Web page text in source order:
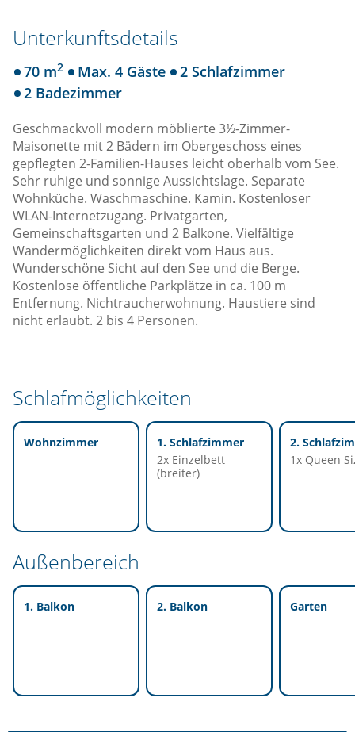
Unterkunftsdetails
70 m2 Max. 4 Gäste
2 Schlafzimmer
2 Badezimmer
Geschmackvoll modern möblierte 3½-Zimmer-
Maisonette mit 2 Bädern im Obergeschoss eines
gepflegten 2-Familien-Hauses leicht oberhalb vom See.
Sehr ruhige und sonnige Aussichtslage. Separate
Wohnküche. Waschmaschine. Kamin. Kostenloser
WLAN-Internetzugang. Privatgarten,
Gemeinschaftsgarten und 2 Balkone. Vielfältige
Wandermöglichkeiten direkt vom Haus aus.
Wunderschöne Sicht auf den See und die Berge.
Kostenlose öffentliche Parkplätze in ca. 100 m
Entfernung. Nichtraucherwohnung. Haustiere sind
nicht erlaubt. 2 bis 4 Personen.
Schlafmöglichkeiten
Wohnzimmer
1. Schlafzimmer
2x Einzelbett
(breiter)
2.
1x Queen
Außenbereich
1. Balkon 2. Balkon Garten